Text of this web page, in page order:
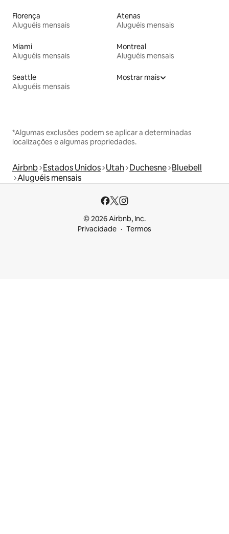
Florença
Aluguéis mensais
Atenas
Aluguéis mensais
Miami
Aluguéis mensais
Montreal
Aluguéis mensais
Seattle
Aluguéis mensais
Mostrar mais
*Algumas exclusões podem se aplicar a determinadas
localizações e algumas propriedades.
Airbnb Estados Unidos Utah Duchesne Bluebell
Aluguéis mensais
© 2026 Airbnb, Inc.
Privacidade
Termos